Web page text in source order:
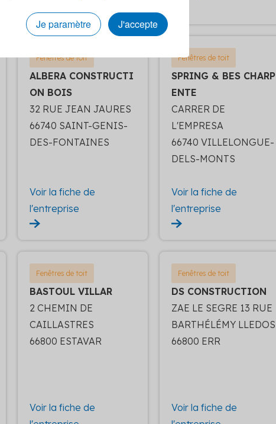
Je paramètre
J'accepte
Fenêtres de toit
ALBERA CONSTRUCTI
ON BOIS
32 RUE JEAN JAURES
66740 SAINT-GENIS-
DES-FONTAINES
Voir la fiche de
l'entreprise
Fenêtres de toit
SPRING & BES CHARP
ENTE
CARRER DE
L'EMPRESA
66740 VILLELONGUE-
DELS-MONTS
Voir la fiche de
l'entreprise
Fenêtres de toit
BASTOUL VILLAR
2 CHEMIN DE
CAILLASTRES
66800 ESTAVAR
Voir la fiche de
Fenêtres de toit
DS CONSTRUCTION
ZAE LE SEGRE 13 RUE
BARTHÉLÉMY LLEDOS
66800 ERR
Voir la fiche de